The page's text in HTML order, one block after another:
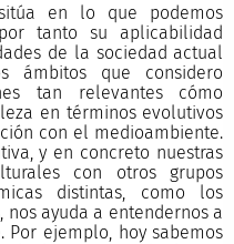
en lo que podemos
tanto su aplicabilidad
de la sociedad actual
ámbitos que considero
tan relevantes cómo
en términos evolutivos
con el medioambiente.
y en concreto nuestras
con otros grupos
distintas, como los
ayuda a entendernos a
Por ejemplo, hoy sabemos